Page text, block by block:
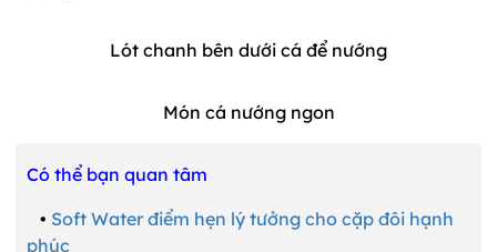
Lót chanh bên dưới cá để nướng
Món cá nướng ngon
Có thể bạn quan tâm
• Soft Water điểm hẹn lý tưởng cho cặp đôi hạnh
phúc